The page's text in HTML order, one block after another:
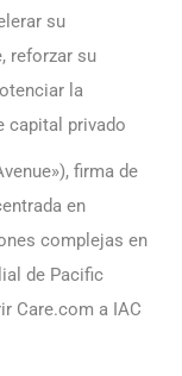
su
reforzar su
la
capital privado
firma de
en
complejas en
de Pacific
Care.com a IAC